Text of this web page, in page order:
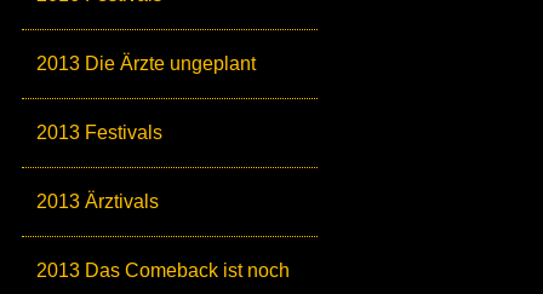
2013 Die Ärzte ungeplant
2013 Festivals
2013 Ärztivals
2013 Das Comeback ist noch